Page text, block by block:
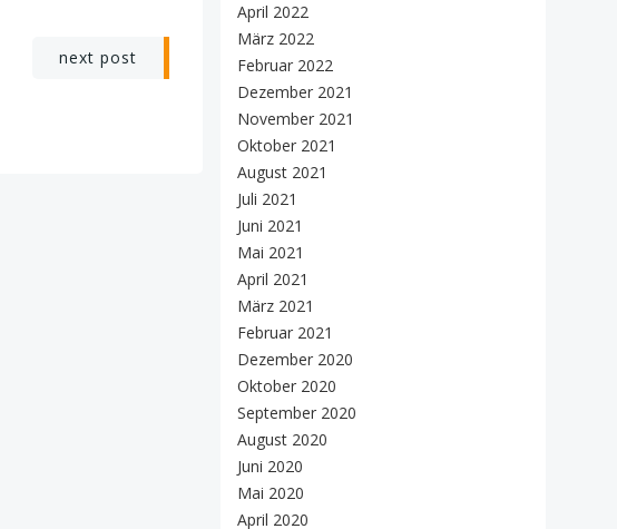
next post
April 2022
März 2022
Februar 2022
Dezember 2021
November 2021
Oktober 2021
August 2021
Juli 2021
Juni 2021
Mai 2021
April 2021
März 2021
Februar 2021
Dezember 2020
Oktober 2020
September 2020
August 2020
Juni 2020
Mai 2020
April 2020